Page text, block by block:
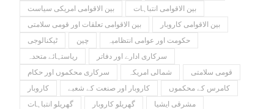
بین الاقوامی امریکی سیاست
بین الاقوامی انتباہات
بین الاقوامی تعلقات اور قومی سلامتی
بین الاقوامی کاروبار
ٹیکنالوجی
چین
حکومت اور عوامی انتظامیہ
ریاستہائے متحدہ
سرکاری ادارے اور دفاتر
سرکاری محکموں اور حکام
شمالی امریکہ
قومی سلامتی
کاروبار
کاروبار اور صنعت کے شعبے
کامرس کے محکموں
گھریلو انتباہات
گھریلو کاروبار مشرقی ایشیا